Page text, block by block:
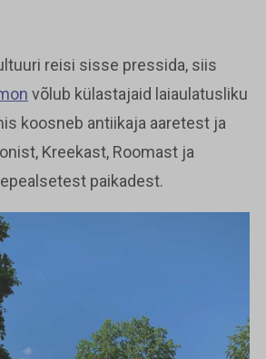
reisi sisse pressida, siis
võlub külastajaid laiaulatusliku
koosneb antiikaja aaretest ja
Kreekast, Roomast ja
paikadest.